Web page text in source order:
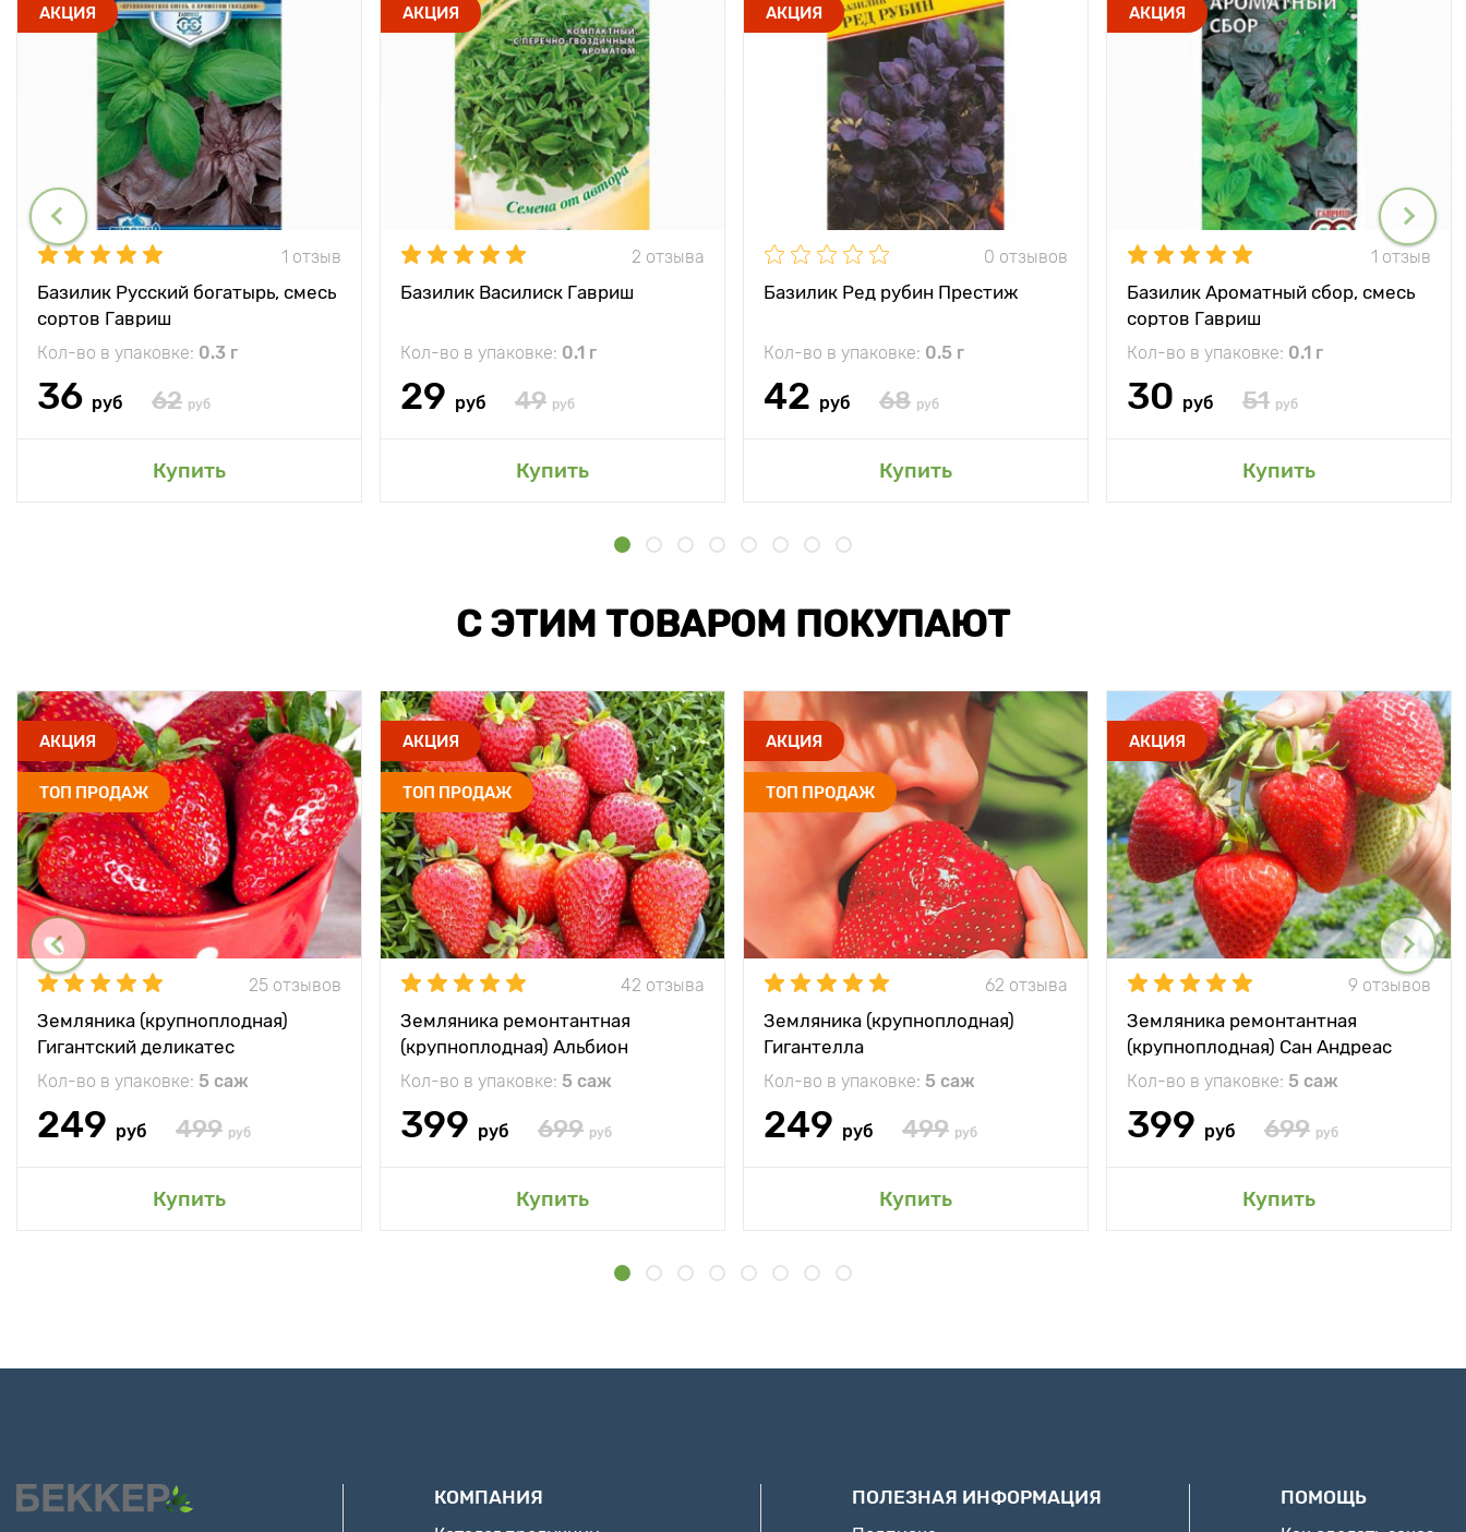
АКЦИЯ
1 отзыв
Базилик Русский богатырь, смесь
сортов Гавриш
Кол-во в упаковке: 0.3 г
36 руб 62 руб
Купить
АКЦИЯ
2 отзыва
Базилик Василиск Гавриш
Кол-во в упаковке: 0.1 г
29 руб 49 руб
Купить
АКЦИЯ
0 отзывов
Базилик Ред рубин Престиж
Кол-во в упаковке: 0.5 г
42 руб 68 руб
Купить
АКЦИЯ
1 отзыв
Базилик Ароматный сбор, смесь
сортов Гавриш
Кол-во в упаковке: 0.1 г
30 руб 51 руб
Купить
С ЭТИМ ТОВАРОМ ПОКУПАЮТ
АКЦИЯ
ТОП ПРОДАЖ
25 отзывов
Земляника (крупноплодная)
Гигантский деликатес
Кол-во в упаковке: 5 саж
249 руб 499 руб
Купить
АКЦИЯ
ТОП ПРОДАЖ
42 отзыва
Земляника ремонтантная
(крупноплодная) Альбион
Кол-во в упаковке: 5 саж
399 руб 699 руб
Купить
АКЦИЯ
ТОП ПРОДАЖ
62 отзыва
Земляника (крупноплодная)
Гигантелла
Кол-во в упаковке: 5 саж
249 руб 499 руб
Купить
АКЦИЯ
9 отзывов
Земляника ремонтантная
(крупноплодная) Сан Андреас
Кол-во в упаковке: 5 саж
399 руб 699 руб
Купить
КОМПАНИЯ ПОЛЕЗНАЯ ИНФОРМАЦИЯ ПОМОЩЬ